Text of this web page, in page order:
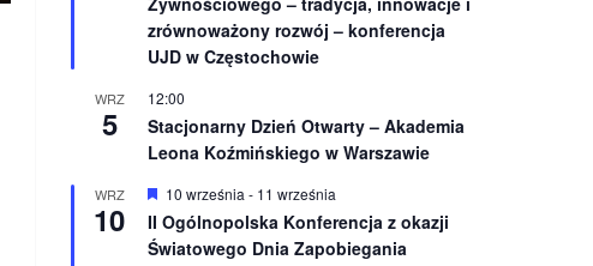
ó
ż
n
i
n
e
zrównoważony rozwój – konferencja
UJD w Częstochowie
WRZ
5
12:00
Stacjonarny Dzień Otwarty – Akademia
Leona Koźmińskiego w Warszawie
WRZ
10
W
y
r
ó
10 września - 11 września
II Ogólnopolska Konferencja z okazji
Światowego Dnia Zapobiegania